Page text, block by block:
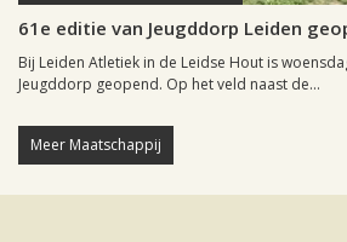
61e editie van Jeugddorp Leiden
Bij Leiden Atletiek in de Leidse Hout is
Jeugddorp geopend. Op het veld naast de...
Meer Maatschappij